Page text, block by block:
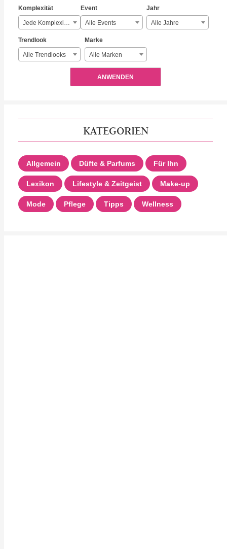
Komplexität
Jede Komplexität
Event
Alle Events
Jahr
Alle Jahre
Trendlook
Alle Trendlooks
Marke
Alle Marken
ANWENDEN
KATEGORIEN
Allgemein Düfte & Parfums Für Ihn
Lexikon Lifestyle & Zeitgeist Make-up
Mode Pflege Tipps Wellness